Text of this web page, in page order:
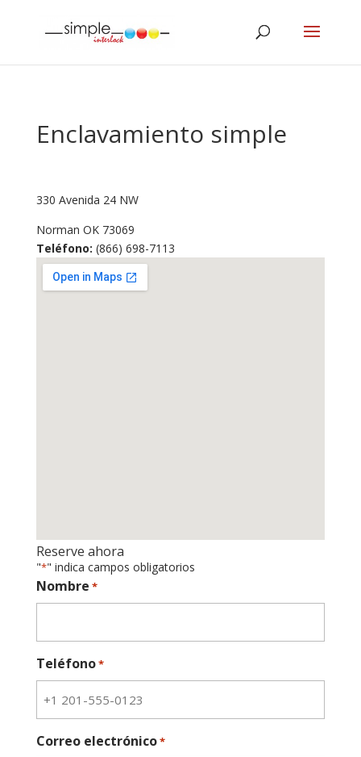
Enclavamiento simple
330 Avenida 24 NW
Norman OK 73069
Teléfono: (866) 698-7113
Reserve ahora
"*" indica campos obligatorios
Nombre *
Teléfono*
Correo electrónico*